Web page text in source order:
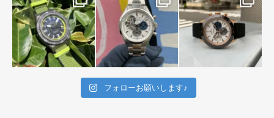
フォローお願いします♪